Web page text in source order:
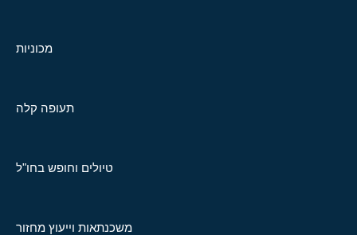
מכוניות
תעופה קלה
טיולים וחופש בחו"ל
משכנתאות וייעוץ מחזור